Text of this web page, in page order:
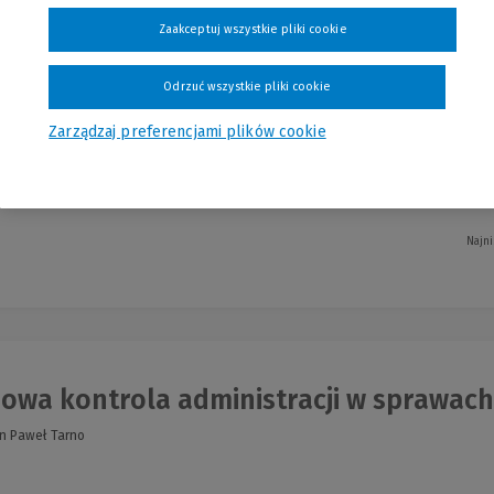
sytuacja przedsiębiorstwa
kontrola administracji w
Paweł Tarno
Zarządzaj preferencjami plików cookie
Odrzuć wszystkie pliki cookie
Zaakceptuj wszystkie pliki cookie